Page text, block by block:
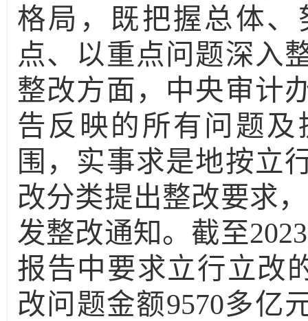
格局，既把握总体
点、以重点问题深入
整改方面，中央审计
告反映的所有问题
围，实事求是地按立
改分类提出整改要求
发整改通知。截至2023
报告中要求立行立改
改问题金额9570多亿